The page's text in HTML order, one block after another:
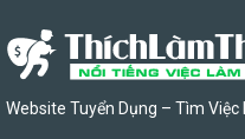
Website Tuyển Dụng – Tìm